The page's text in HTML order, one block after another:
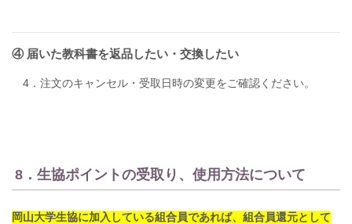
④ 届いた教科書を返品したい・交換したい
4．注文のキャンセル・受取日時の変更をご確認ください。
8．生協ポイントの受取り、使用方法について
岡山大学生協に加入している組合員であれば、組合員還元として